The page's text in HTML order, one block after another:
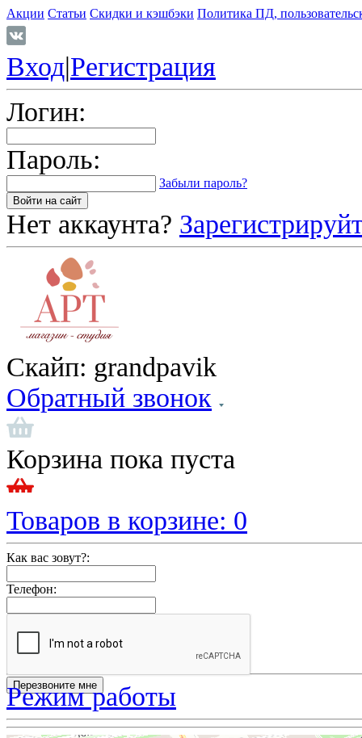
Акции Статьи Скидки и кэшбэки Политика ПД,
Вход|Регистрация
Логин:
Пароль:
Забыли пароль?
Нет аккаунта?
Скайп: grandpavik
Обратный звонок
Корзина пока пуста
Товаров в корзине: 0
Как вас зовут?:
Телефон:
Режим работы